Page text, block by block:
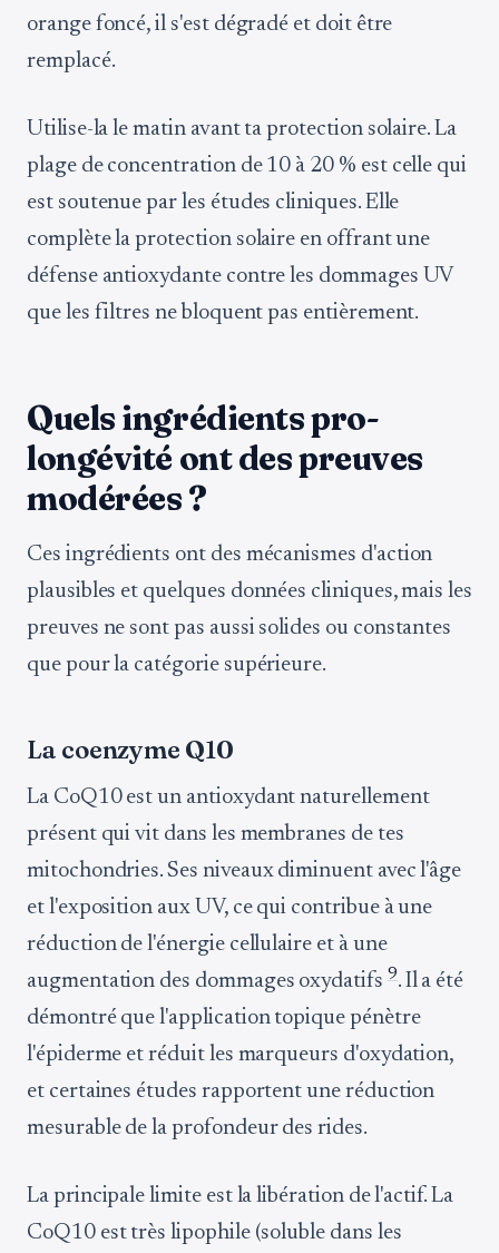
orange foncé, il s'est dégradé et doit être
remplacé.
Utilise-la le matin avant ta protection solaire. La
plage de concentration de 10 à 20 % est celle qui
est soutenue par les études cliniques. Elle
complète la protection solaire en offrant une
défense antioxydante contre les dommages UV
que les filtres ne bloquent pas entièrement.
Quels ingrédients pro-
longévité ont des preuves
modérées ?
Ces ingrédients ont des mécanismes d'action
plausibles et quelques données cliniques, mais les
preuves ne sont pas aussi solides ou constantes
que pour la catégorie supérieure.
La coenzyme Q10
La CoQ10 est un antioxydant naturellement
présent qui vit dans les membranes de tes
mitochondries. Ses niveaux diminuent avec l'âge
et l'exposition aux UV, ce qui contribue à une
réduction de l'énergie cellulaire et à une
augmentation des dommages oxydatifs 9. Il a été
démontré que l'application topique pénètre
l'épiderme et réduit les marqueurs d'oxydation,
et certaines études rapportent une réduction
mesurable de la profondeur des rides.
La principale limite est la libération de l'actif. La
CoQ10 est très lipophile (soluble dans les